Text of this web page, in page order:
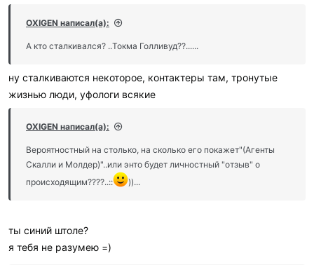
и
и
OXIGEN написал(а):
А кто сталкивался? ..Токма Голливуд??......
ну сталкиваются некоторое, контактеры там, тронутые
жизнью люди, уфологи всякие
OXIGEN написал(а):
Вероятностный на столько, на сколько его покажет"(Агенты
Скалли и Молдер)"..или энто будет личностный "отзыв" о
происходящим????..::
))...
ты синий штоле?
я тебя не разумею =)